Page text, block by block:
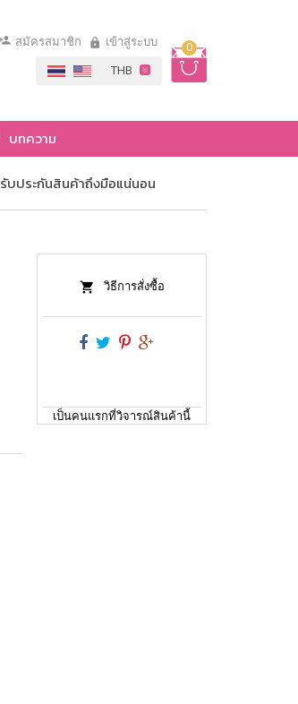
0
สมัครสมาชิก เข้าสู่ระบบ
บทความ
รับประกันสินค้าถึงมือแน่นอน
วิธีการสั่งซื้อ
เป็นคนแรกที่วิจารณ์สินค้านี้